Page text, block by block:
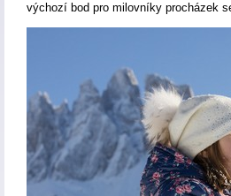
výchozí bod pro milovníky procházek